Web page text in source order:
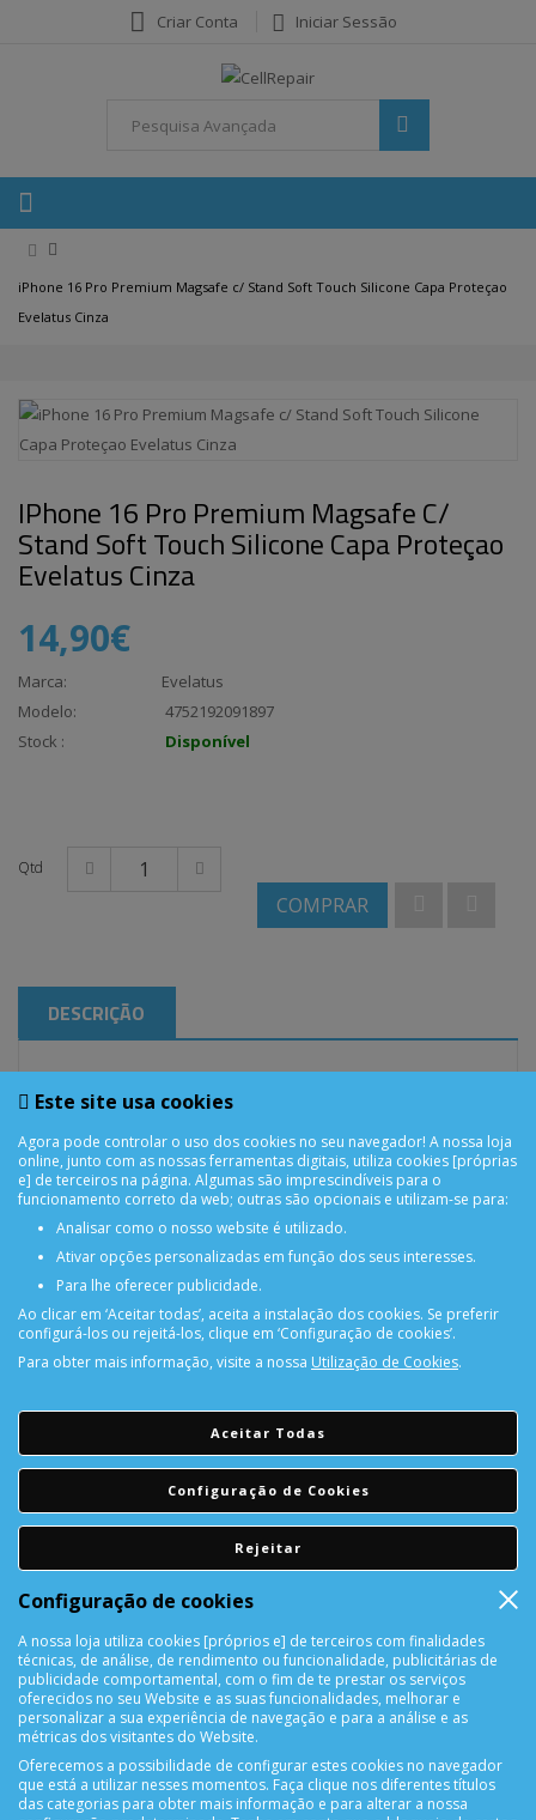
Criar Conta Iniciar Sessão
iPhone 16 Pro Premium Magsafe c/ Stand Soft Touch Silicone Capa Proteçao
Evelatus Cinza
IPhone 16 Pro Premium Magsafe C/
Stand Soft Touch Silicone Capa Proteçao
Evelatus Cinza
14,90€
Marca:
Evelatus
Modelo:
4752192091897
Stock :
Disponível
Qtd
COMPRAR
DESCRIÇÃO
iPhone 16 Pro Premium Magsafe c/ Stand Soft Touch
Silicone Capa Proteçao Evelatus Cinza
Encomendas acima de 150€
Consulte aqui a sua reparação
DEVOLUÇÕES
Devolução Garantida!
SUPORTE ONLINE
Este site usa cookies
Agora pode controlar o uso dos cookies no seu navegador! A nossa loja
online, junto com as nossas ferramentas digitais, utiliza cookies [próprias
e] de terceiros na página. Algumas são imprescindíveis para o
funcionamento correto da web; outras são opcionais e utilizam-se para:
Analisar como o nosso website é utilizado.
Ativar opções personalizadas em função dos seus interesses.
Para lhe oferecer publicidade.
Ao clicar em ‘Aceitar todas’, aceita a instalação dos cookies. Se preferir
configurá-los ou rejeitá-los, clique em ‘Configuração de cookies’.
Para obter mais informação, visite a nossa Utilização de Cookies.
Aceitar Todas
Configuração de Cookies
Rejeitar
Configuração de cookies
A nossa loja utiliza cookies [próprios e] de terceiros com finalidades
técnicas, de análise, de rendimento ou funcionalidade, publicitárias de
publicidade comportamental, com o fim de te prestar os serviços
oferecidos no seu Website e as suas funcionalidades, melhorar e
personalizar a sua experiência de navegação e para a análise e as
métricas dos visitantes do Website.
Oferecemos a possibilidade de configurar estes cookies no navegador
que está a utilizar nesses momentos. Faça clique nos diferentes títulos
das categorias para obter mais informação e para alterar a nossa